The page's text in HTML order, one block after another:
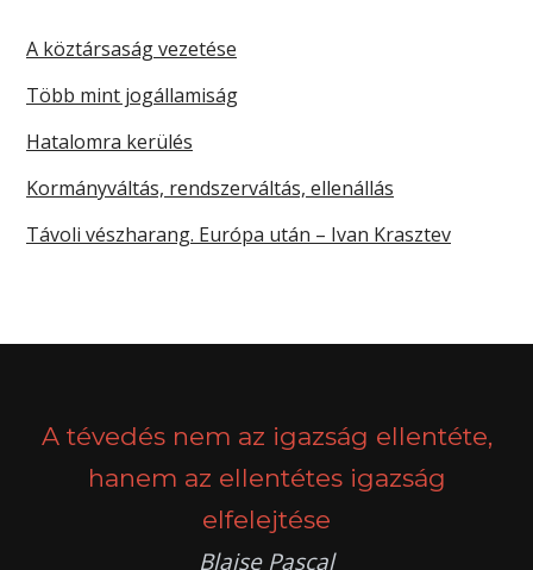
A köztársaság vezetése
Több mint jogállamiság
Hatalomra kerülés
Kormányváltás, rendszerváltás, ellenállás
Távoli vészharang. Európa után – Ivan Krasztev
A tévedés nem az igazság ellentéte,
hanem az ellentétes igazság
elfelejtése
Blaise Pascal